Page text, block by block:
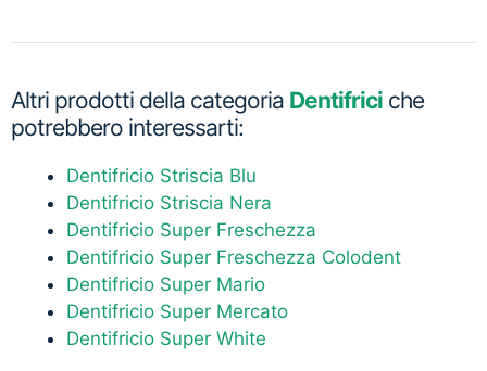
Altri prodotti della categoria Dentifrici che
potrebbero interessarti:
Dentifricio Striscia Blu
Dentifricio Striscia Nera
Dentifricio Super Freschezza
Dentifricio Super Freschezza Colodent
Dentifricio Super Mario
Dentifricio Super Mercato
Dentifricio Super White